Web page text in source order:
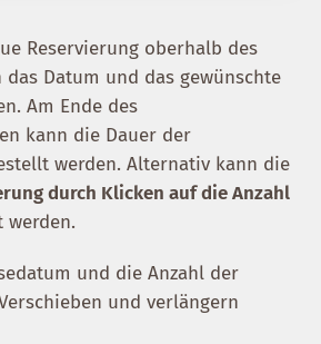
Reservierung oberhalb des
das Datum und das gewünschte
Am Ende des
kann die Dauer der
werden. Alternativ kann die
durch Klicken auf die Anzahl
werden.
und die Anzahl der
und verlängern